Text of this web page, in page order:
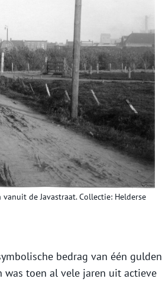
de Javastraat. Collectie: Helderse
bedrag van één gulden
was toen al vele jaren uit actieve